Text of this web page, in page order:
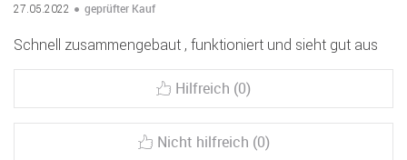
27.05.2022 geprüfter Kauf
Schnell zusammengebaut , funktioniert und sieht gut aus
Hilfreich (0)
Nicht hilfreich (0)